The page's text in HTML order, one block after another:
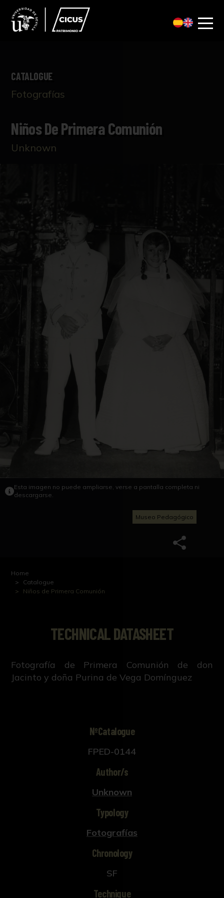
CATALOGUE
Fotografías
Niños De Primera Comunión
Unknown
Esta imagen no puede ampliarse, verse a pantalla completa ni
descargarse.
Museo Pedagógico
Home
Catalogue
Niños de Primera Comunión
TECHNICAL DATASHEET
Fotografía de Primera Comunión de don
Jacinto y doña Purina de Vega Domínguez
NºCatalogue
FPED-0144
Author/s
Unknown
Typology
Fotografías
Chronology
SF
Technique